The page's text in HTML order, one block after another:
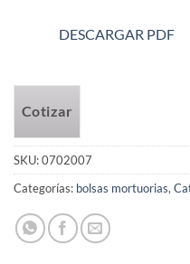
DESCARGAR PDF
Cotizar
SKU:0702007
Categorías: bolsas mortuorias,